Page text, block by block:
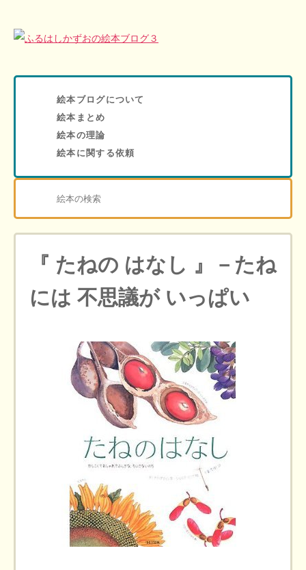
絵本ブログについて
絵本まとめ
絵本の理論
絵本に関する依頼
『 たねの はなし 』－たね
には 不思議が いっぱい